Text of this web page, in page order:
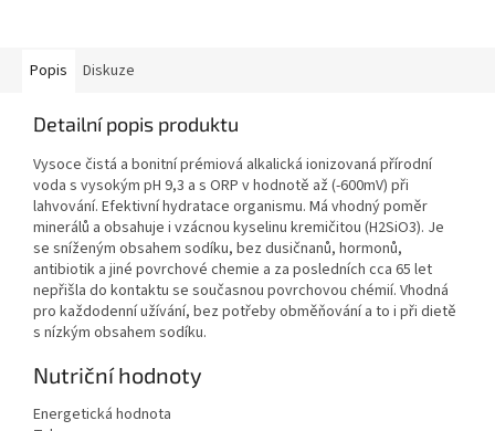
Popis Diskuze
Detailní popis produktu
Vysoce čistá a bonitní prémiová alkalická ionizovaná přírodní
voda s vysokým pH 9,3 a s ORP v hodnotě až (-600mV) při
lahvování. Efektivní hydratace organismu. Má vhodný poměr
minerálů a obsahuje i vzácnou kyselinu kremičitou (H2SiO3). Je
se sníženým obsahem sodíku, bez dusičnanů, hormonů,
antibiotik a jiné povrchové chemie a za posledních cca 65 let
nepřišla do kontaktu se současnou povrchovou chémií. Vhodná
pro každodenní užívání, bez potřeby obměňování a to i při dietě
s nízkým obsahem sodíku.
Nutriční hodnoty
Energetická hodnota